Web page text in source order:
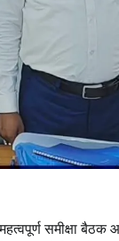
समीक्षा